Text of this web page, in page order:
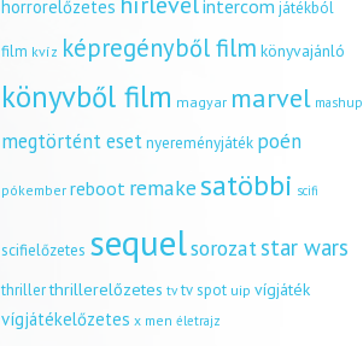
horrorelőzetes intercom játékból
film kvíz képregényből film könyvajánló
könyvből film magyar marvel mashup
megtörtént esetnyereményjáték poén
pókember reboot remakesatöbbi scifi
scifielőzetes sequelsorozatstar wars
thrillerthrillerelőzetes tv tv spot uip vígjáték
vígjátékelőzetes x men életrajz